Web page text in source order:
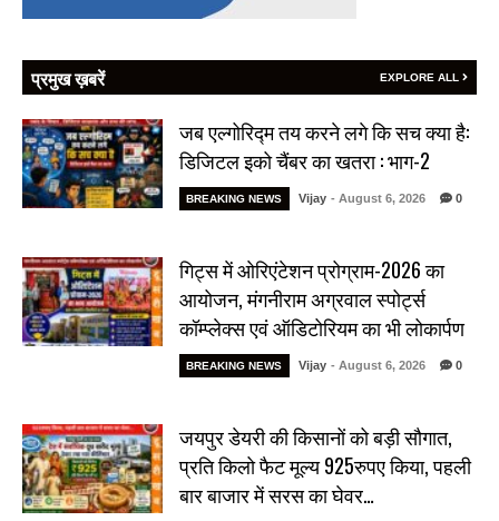
प्रमुख ख़बरें EXPLORE ALL
जब एल्गोरिद्म तय करने लगे कि सच क्या है:
डिजिटल इको चैंबर का खतरा : भाग-2
BREAKING NEWS Vijay - August 6, 2026 0
गिट्स में ओरिएंटेशन प्रोग्राम-2026 का
आयोजन, मंगनीराम अग्रवाल स्पोर्ट्स
कॉम्प्लेक्स एवं ऑडिटोरियम का भी लोकार्पण
BREAKING NEWS Vijay - August 6, 2026 0
जयपुर डेयरी की किसानों को बड़ी सौगात,
प्रति किलो फैट मूल्य 925रुपए किया, पहली
बार बाजार में सरस का घेवर…